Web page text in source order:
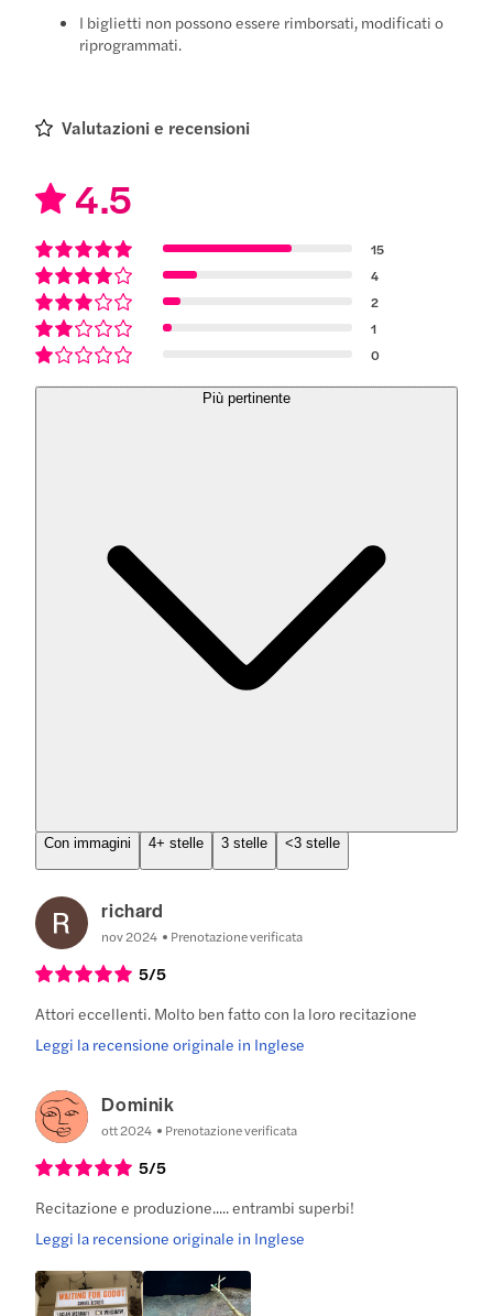
I biglietti non possono essere rimborsati, modificati o
riprogrammati.
Valutazioni e recensioni
4.5
15
4
2
1
0
Più pertinente
Con immagini 4+ stelle 3 stelle <3 stelle
richard
nov 2024 Prenotazione verificata
5/5
Attori eccellenti. Molto ben fatto con la loro recitazione
Leggi la recensione originale in Inglese
Dominik
ott 2024 Prenotazione verificata
5/5
Recitazione e produzione..... entrambi superbi!
Leggi la recensione originale in Inglese